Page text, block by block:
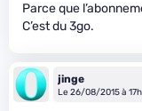
Parce que
C’est du 3go.
jinge
Le 26/08/2015 à